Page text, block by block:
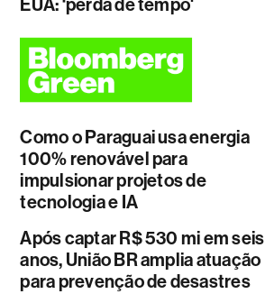
Como o Paraguai usa energia
100% renovável para
impulsionar projetos de
tecnologia e IA
Após captar R$ 530 mi em seis
anos, União BR amplia atuação
para prevenção de desastres